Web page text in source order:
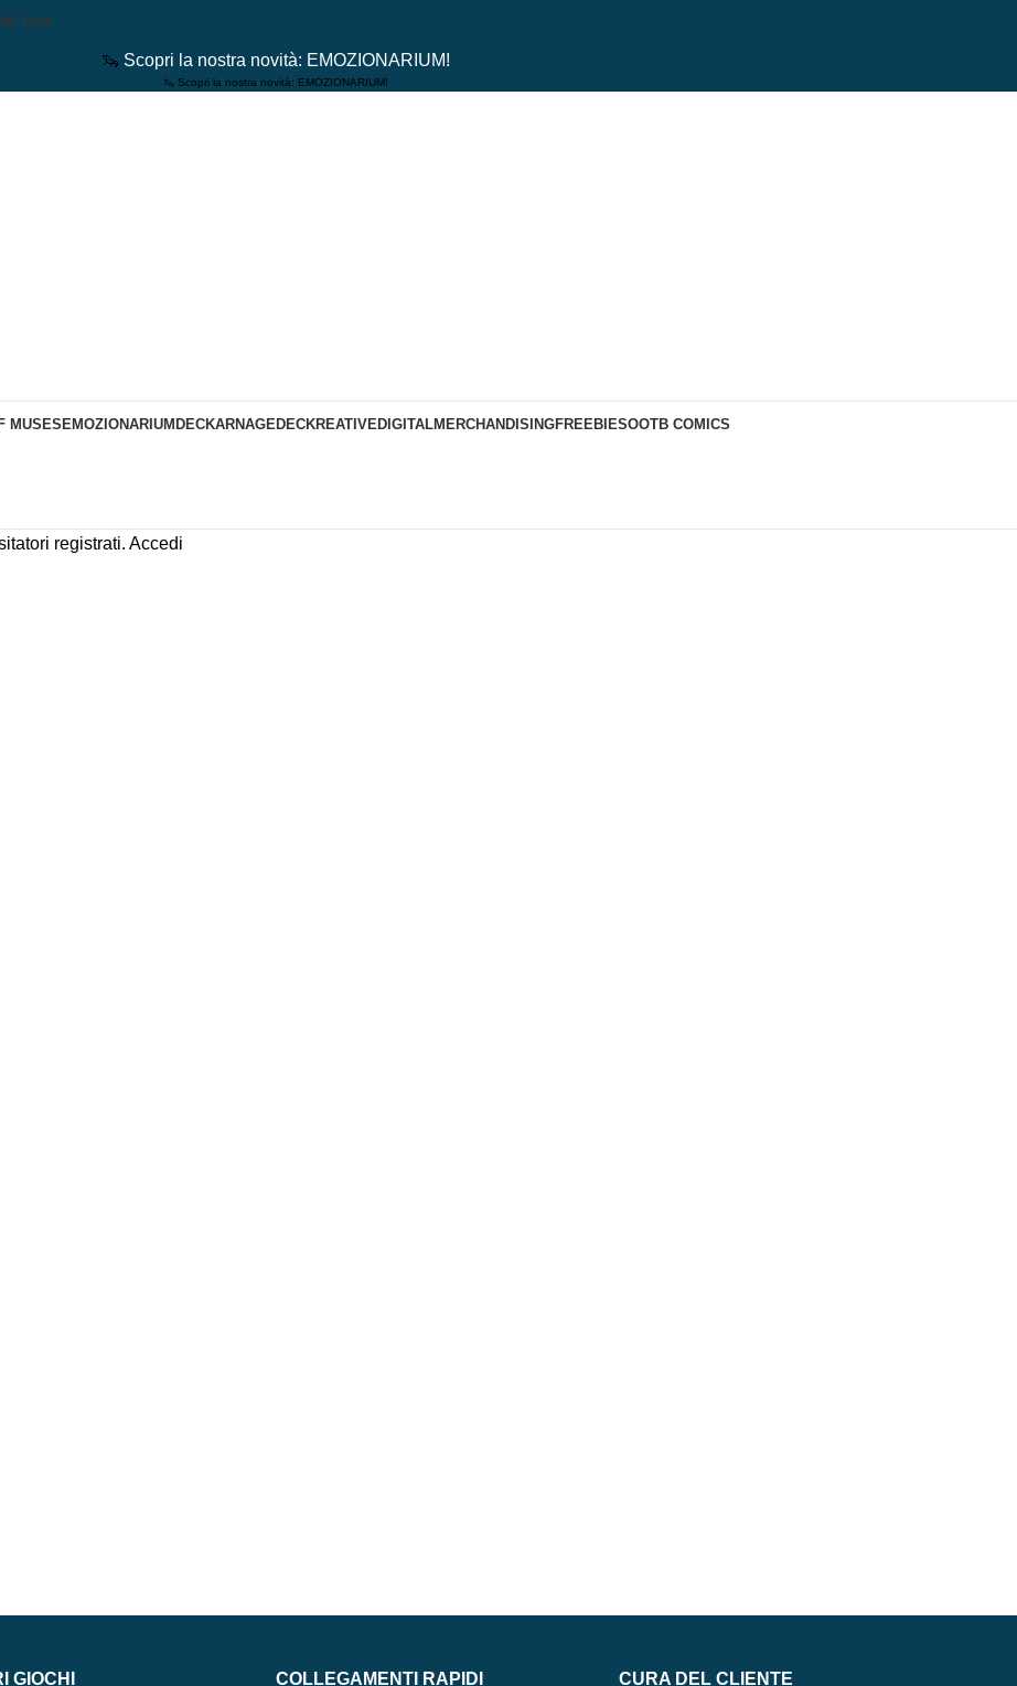
BOX
🦦 Scopri la nostra novità: EMOZIONARIUM!
🦦 Scopri la nostra novità: EMOZIONARIUM!
MUSESEMOZIONARIUM DECKARNAGEDECKREATIVEDIGITALMERCHANDISINGFREEBIESOOTB COMICS
registrati. Accedi
GIOCHI COLLEGAMENTI RAPIDI CURA DEL CLIENTE